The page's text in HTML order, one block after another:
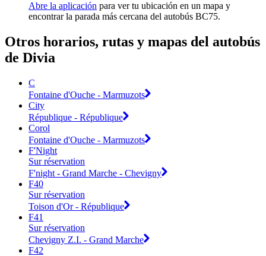
Abre la aplicación para ver tu ubicación en un mapa y
encontrar la parada más cercana del autobús BC75.
Otros horarios, rutas y mapas del autobús
de Divia
C
Fontaine d'Ouche - Marmuzots
City
République - République
Corol
Fontaine d'Ouche - Marmuzots
F'Night
Sur réservation
F'night - Grand Marche - Chevigny
F40
Sur réservation
Toison d'Or - République
F41
Sur réservation
Chevigny Z.I. - Grand Marche
F42